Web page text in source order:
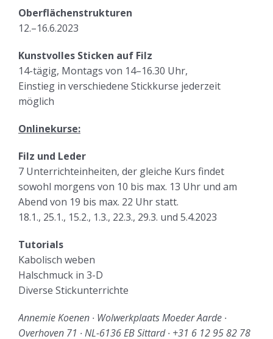
Oberflächenstrukturen
12.–16.6.2023
Kunstvolles Sticken auf Filz
14-tägig, Montags von 14–16.30 Uhr,
Einstieg in verschiedene Stickkurse jederzeit
möglich
Onlinekurse:
Filz und Leder
7 Unterrichteinheiten, der gleiche Kurs findet
sowohl morgens von 10 bis max. 13 Uhr und am
Abend von 19 bis max. 22 Uhr statt.
18.1., 25.1., 15.2., 1.3., 22.3., 29.3. und 5.4.2023
Tutorials
Kabolisch weben
Halschmuck in 3-D
Diverse Stickunterrichte
Annemie Koenen ∙ Wolwerkplaats Moeder Aarde ∙
Overhoven 71 ∙ NL-6136 EB Sittard ∙ +31 6 12 95 82 78